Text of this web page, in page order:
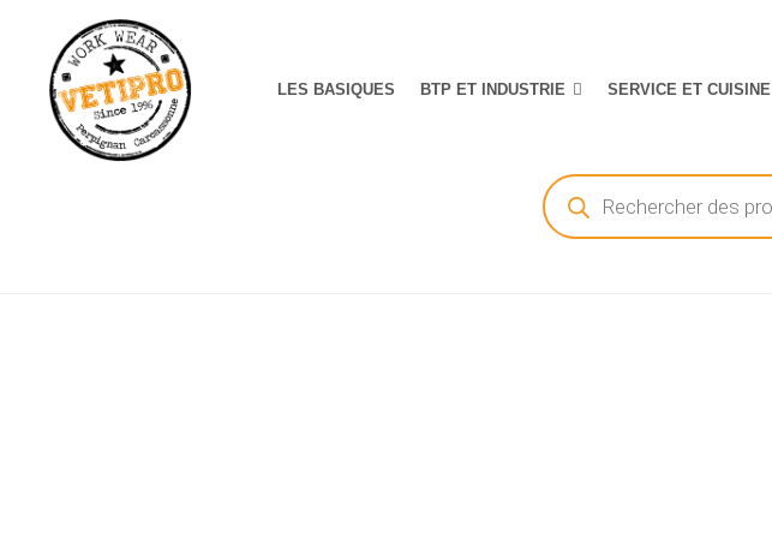
LES BASIQUES BTP ET INDUSTRIE SERVICE ET CUISINE
Recherche
de
produits